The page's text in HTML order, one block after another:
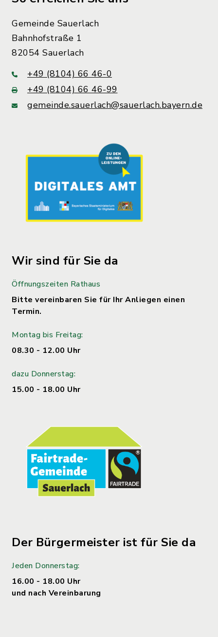
Gemeinde Sauerlach
Bahnhofstraße 1
82054 Sauerlach
+49 (8104) 66 46-0
+49 (8104) 66 46-99
gemeinde.sauerlach@sauerlach.bayern.de
Wir sind für Sie da
Öffnungszeiten Rathaus
Bitte vereinbaren Sie für Ihr Anliegen einen
Termin.
Montag bis Freitag:
08.30 - 12.00 Uhr
dazu Donnerstag:
15.00 - 18.00 Uhr
Der Bürgermeister ist für Sie da
Jeden Donnerstag:
16.00 - 18.00 Uhr
und nach Vereinbarung